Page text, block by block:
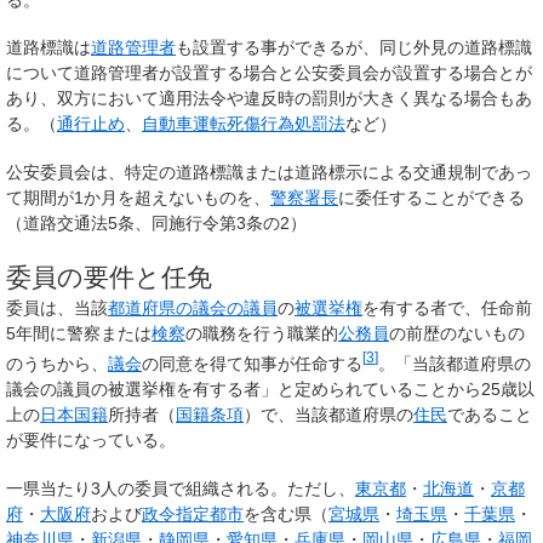
道路標識は道路管理者も設置する事ができるが、同じ外見の道路標識
について道路管理者が設置する場合と公安委員会が設置する場合とが
あり、双方において適用法令や違反時の罰則が大きく異なる場合もあ
る。（通行止め、 自動車運転死傷行為処罰法など）
公安委員会は、特定の道路標識または道路標示による交通規制であっ
て期間が1か月を超えないものを、 警察署長に委任することができる
（道路交通法5条、同施行令第3条の2）
委員の要件と任免
委員は、当該都道府県の議会の議員の被選挙権を有する者で、任命前
5年間に警察または検察の職務を行う職業的公務員の前歴のないもの
のうちから、 議会の同意を得て知事が任命する [3] 。「当該都道府県の
議会の議員の被選挙権を有する者」と定められていることから25歳以
上の日本国籍所持者（国籍条項）で、当該都道府県の住民であること
が要件になっている。
一県当たり3人の委員で組織される。ただし、 東京都 ・ 北海道 ・ 京都
府 ・ 大阪府および政令指定都市を含む県（宮城県 ・ 埼玉県 ・ 千葉県 ・
神奈川県 ・ 新潟県 ・ 静岡県 ・ 愛知県 ・ 兵庫県 ・ 岡山県 ・ 広島県 ・ 福岡